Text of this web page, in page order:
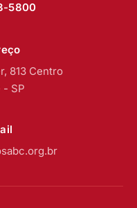
5800
813 Centro
- SP